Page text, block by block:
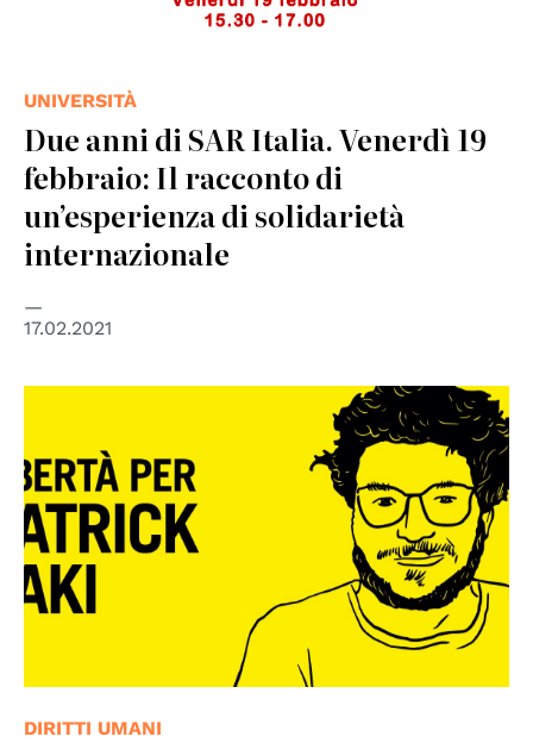
UNIVERSITÀ
Due anni di SAR Italia. Venerdì 19
febbraio: Il racconto di
un’esperienza di solidarietà
internazionale
17.02.2021
DIRITTI UMANI